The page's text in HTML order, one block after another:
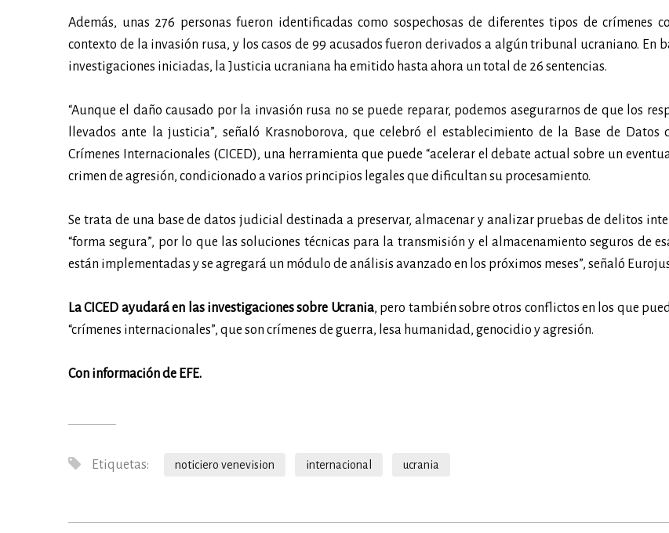
Además, unas 276 personas fueron identificadas como sospechosas de diferentes tipos de crímenes
contexto de la invasión rusa, y los casos de 99 acusados fueron derivados a algún tribunal ucraniano. En
investigaciones iniciadas, la Justicia ucraniana ha emitido hasta ahora un total de 26 sentencias.
“Aunque el daño causado por la invasión rusa no se puede reparar, podemos asegurarnos de que los
llevados ante la justicia”, señaló Krasnoborova, que celebró el establecimiento de la Base de Datos
Crímenes Internacionales (CICED), una herramienta que puede “acelerar el debate actual sobre un
crimen de agresión, condicionado a varios principios legales que dificultan su procesamiento.
Se trata de una base de datos judicial destinada a preservar, almacenar y analizar pruebas de delitos
“forma segura”, por lo que las soluciones técnicas para la transmisión y el almacenamiento seguros de
están implementadas y se agregará un módulo de análisis avanzado en los próximos meses”, señaló
La CICED ayudará en las investigaciones sobre Ucrania, pero también sobre otros conflictos en los que
“crímenes internacionales”, que son crímenes de guerra, lesa humanidad, genocidio y agresión.
Con información de EFE.
Etiquetas: noticiero venevision internacional ucrania